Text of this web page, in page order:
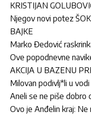
KRISTIJAN
Njegov novi potez
BAJKE
Marko Đedović
Ove popodnevne
AKCIJA U BAZENU
Milovan podivlj*li u
Aneli se ne piše dobro
Ovo je Anđelin kraj: Ne